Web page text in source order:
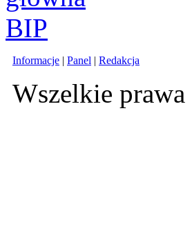
Informacje | Panel | Redakcja
Wszelkie